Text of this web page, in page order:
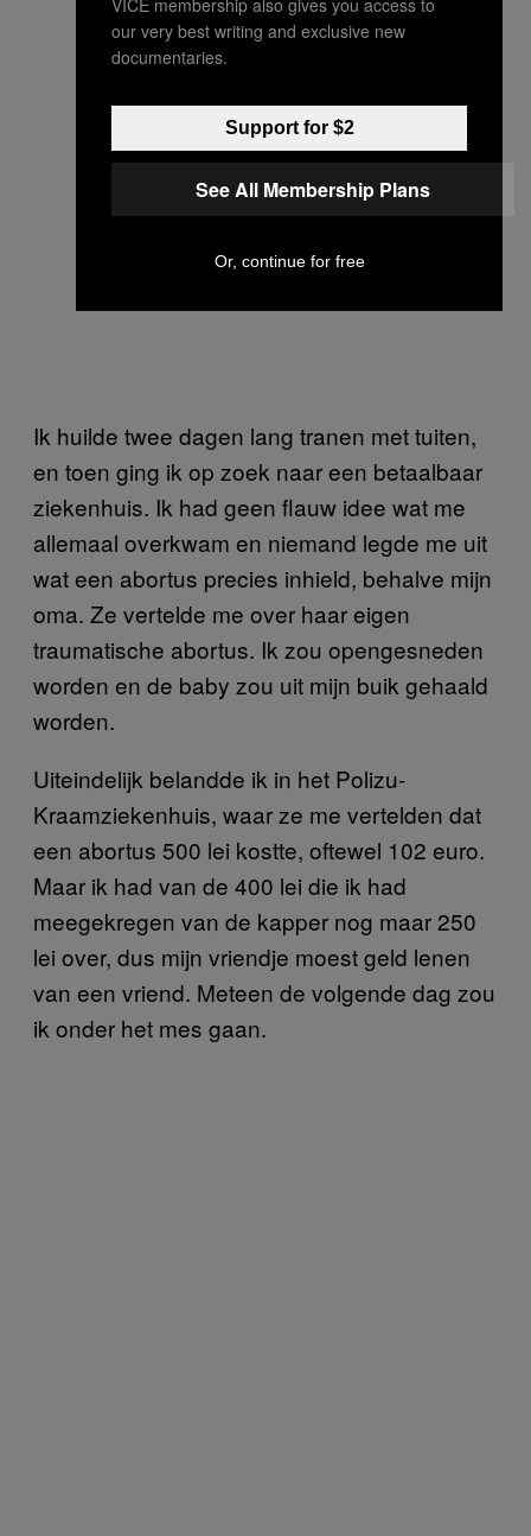
Ik huilde twee dagen lang tranen met tuiten,
en toen ging ik op zoek naar een betaalbaar
ziekenhuis. Ik had geen flauw idee wat me
allemaal overkwam en niemand legde me uit
wat een abortus precies inhield, behalve mijn
oma. Ze vertelde me over haar eigen
traumatische abortus. Ik zou opengesneden
worden en de baby zou uit mijn buik gehaald
worden.
Uiteindelijk belandde ik in het Polizu-
Kraamziekenhuis, waar ze me vertelden dat
een abortus 500 lei kostte, oftewel 102 euro.
Maar ik had van de 400 lei die ik had
meegekregen van de kapper nog maar 250
lei over, dus mijn vriendje moest geld lenen
van een vriend. Meteen de volgende dag zou
ik onder het mes gaan.
our very best writing and exclusive new
documentaries.
Support for $2
See All Membership Plans
Or, continue for free